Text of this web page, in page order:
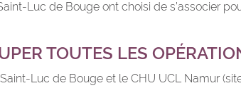
Luc de Bouge ont choisi de s’associer
TOUTES LES
Luc de Bouge et le CHU UCL Namur